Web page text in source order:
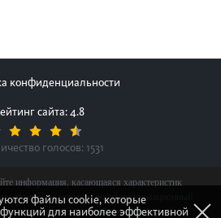
конфиденциальности
сайта: 4.8
голосов: 1531
информация, касающаяся характеристик
стоимости товаров, носит информационный
не является публичной офертой,
файлы cookie, которые
функций для наиболее эффективной